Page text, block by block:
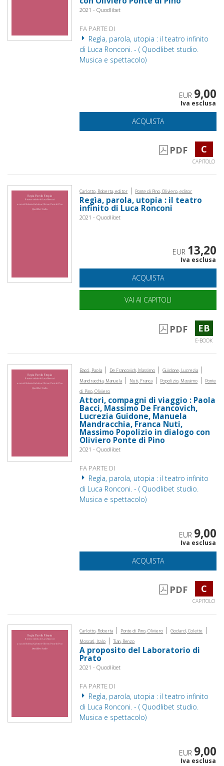
2021 - Quodlibet
FA PARTE DI
Regìa, parola, utopia : il teatro infinito
di Luca Ronconi. - ( Quodlibet studio.
Musica e spettacolo)
EUR 9,00
Iva esclusa
ACQUISTA
PDF C
CAPITOLO
Carlotto, Roberta, editor | Ponte di Pino, Oliviero, editor
Regìa, parola, utopia : il teatro
infinito di Luca Ronconi
2021 - Quodlibet
EUR 13,20
Iva esclusa
ACQUISTA
VAI AI CAPITOLI
PDF EB
E-BOOK
Bacci, Paola | De Francovich, Massimo | Guidone, Lucrezia |
Mandracchia, Manuela | Nuti, Franca | Popolizio, Massimo |
Ponte
di Pino, Oliviero
Attori, compagni di viaggio : Paola
Bacci, Massimo De Francovich,
Lucrezia Guidone, Manuela
Mandracchia, Franca Nuti,
Massimo Popolizio in dialogo con
Oliviero Ponte di Pino
2021 - Quodlibet
FA PARTE DI
Regìa, parola, utopia : il teatro infinito
di Luca Ronconi. - ( Quodlibet studio.
Musica e spettacolo)
EUR 9,00
Iva esclusa
ACQUISTA
PDF C
CAPITOLO
Carlotto, Roberta | Ponte di Pino, Oliviero | Godard, Colette |
Moscati, Italo | Tian, Renzo
A proposito del Laboratorio di
Prato
2021 - Quodlibet
FA PARTE DI
Regìa, parola, utopia : il teatro infinito
di Luca Ronconi. - ( Quodlibet studio.
Musica e spettacolo)
EUR 9,00
Iva esclusa